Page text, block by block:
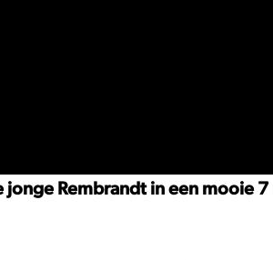
jonge Rembrandt in een mooie